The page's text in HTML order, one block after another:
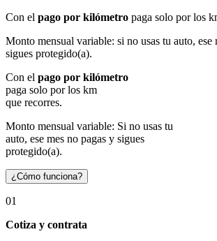
Con el pago por kilómetro paga solo por los
Monto mensual variable: si no usas tu auto, ese
sigues protegido(a).
Con el pago por kilómetro
paga solo por los km
que recorres.
Monto mensual variable: Si no usas tu
auto, ese mes no pagas y sigues
protegido(a).
¿Cómo funciona?
01
Cotiza y contrata